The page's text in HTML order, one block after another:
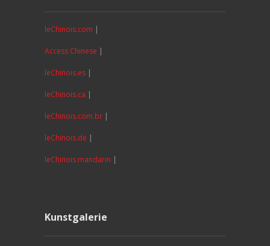
leChinois.com |
Access Chinese |
leChinois.es |
leChinois.ca |
leChinois.com.br |
leChinois.de |
leChinois mandarin |
Kunstgalerie